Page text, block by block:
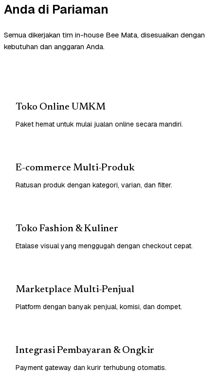
Anda di Pariaman
Semua dikerjakan tim in-house Bee Mata, disesuaikan dengan
kebutuhan dan anggaran Anda.
Toko Online UMKM
Paket hemat untuk mulai jualan online secara mandiri.
E-commerce Multi-Produk
Ratusan produk dengan kategori, varian, dan filter.
Toko Fashion & Kuliner
Etalase visual yang menggugah dengan checkout cepat.
Marketplace Multi-Penjual
Platform dengan banyak penjual, komisi, dan dompet.
Integrasi Pembayaran & Ongkir
Payment gateway dan kurir terhubung otomatis.